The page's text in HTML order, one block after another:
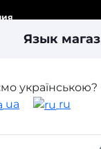
рамки для
Язык
українською?
ua
ru